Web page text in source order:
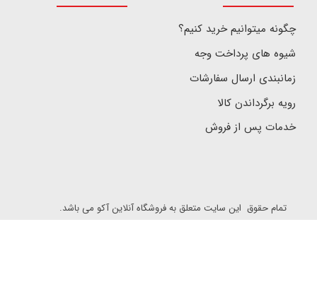
چگونه میتوانیم خرید کنیم؟
شیوه های پرداخت وجه
زمانبندی ارسال سفارشات
رویه برگرداندن کالا
خدمات پس از فروش
تمام حقوق این سایت متعلق به فروشگاه آنلاین آکو می باشد.